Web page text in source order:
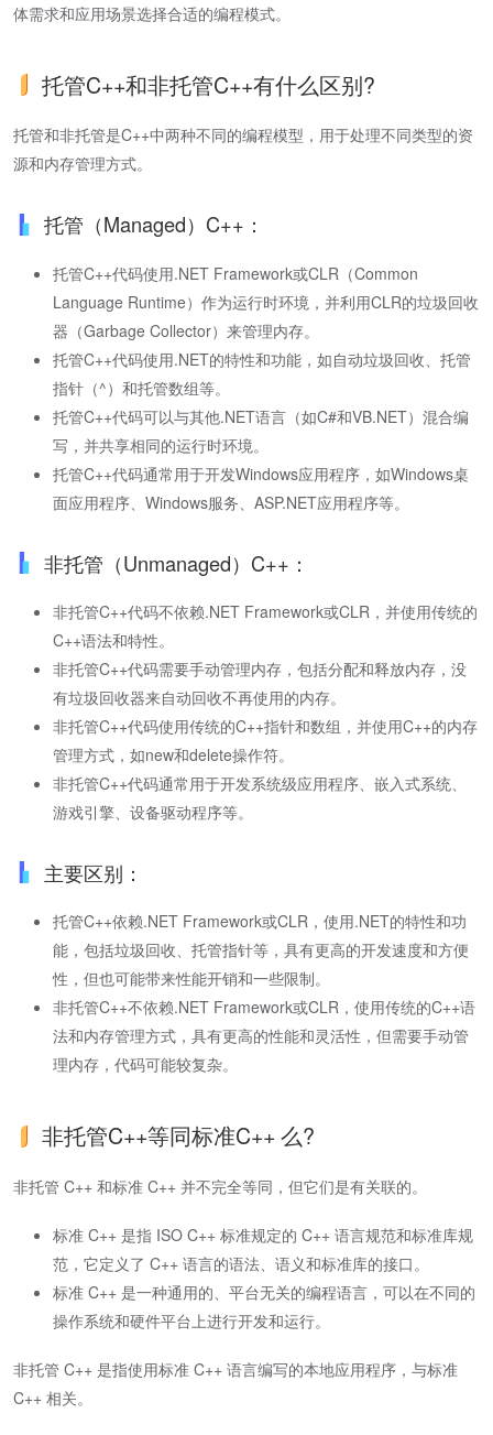
体需求和应用场景选择合适的编程模式。
托管C++和非托管C++有什么区别?
托管和非托管是C++中两种不同的编程模型，用于处理不同类型的资
源和内存管理方式。
托管（Managed）C++：
托管C++代码使用.NET Framework或CLR（Common
Language Runtime）作为运行时环境，并利用CLR的垃圾回收
器（Garbage Collector）来管理内存。
托管C++代码使用.NET的特性和功能，如自动垃圾回收、托管
指针（^）和托管数组等。
托管C++代码可以与其他.NET语言（如C#和VB.NET）混合编
写，并共享相同的运行时环境。
托管C++代码通常用于开发Windows应用程序，如Windows桌
面应用程序、Windows服务、ASP.NET应用程序等。
非托管（Unmanaged）C++：
非托管C++代码不依赖.NET Framework或CLR，并使用传统的
C++语法和特性。
非托管C++代码需要手动管理内存，包括分配和释放内存，没
有垃圾回收器来自动回收不再使用的内存。
非托管C++代码使用传统的C++指针和数组，并使用C++的内存
管理方式，如new和delete操作符。
非托管C++代码通常用于开发系统级应用程序、嵌入式系统、
游戏引擎、设备驱动程序等。
主要区别：
托管C++依赖.NET Framework或CLR，使用.NET的特性和功
能，包括垃圾回收、托管指针等，具有更高的开发速度和方便
性，但也可能带来性能开销和一些限制。
非托管C++不依赖.NET Framework或CLR，使用传统的C++语
法和内存管理方式，具有更高的性能和灵活性，但需要手动管
理内存，代码可能较复杂。
非托管C++等同标准C++ 么?
非托管 C++ 和标准 C++ 并不完全等同，但它们是有关联的。
标准 C++ 是指 ISO C++ 标准规定的 C++ 语言规范和标准库规
范，它定义了 C++ 语言的语法、语义和标准库的接口。
标准 C++ 是一种通用的、平台无关的编程语言，可以在不同的
操作系统和硬件平台上进行开发和运行。
非托管 C++ 是指使用标准 C++ 语言编写的本地应用程序，与标准
C++ 相关。